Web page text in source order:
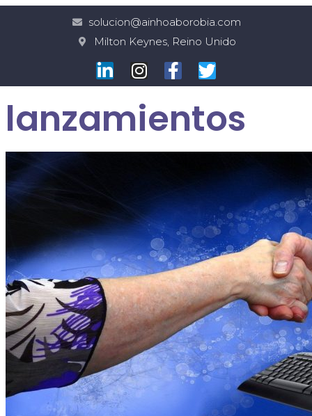
solucion@ainhoaborobia.com
Milton Keynes, Reino Unido
lanzamientos